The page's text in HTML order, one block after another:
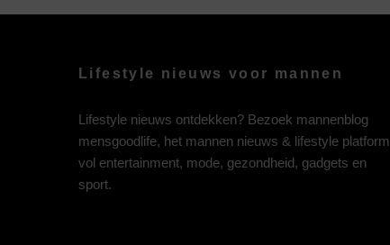
Lifestyle nieuws voor mannen
Lifestyle nieuws ontdekken? Bezoek mannenblog
mensgoodlife, het mannen nieuws & lifestyle platform
vol entertainment, mode, gezondheid, gadgets en
sport.